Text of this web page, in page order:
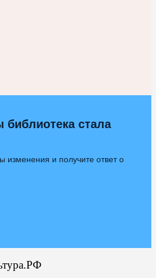
библиотека стала
изменения и получите ответ о